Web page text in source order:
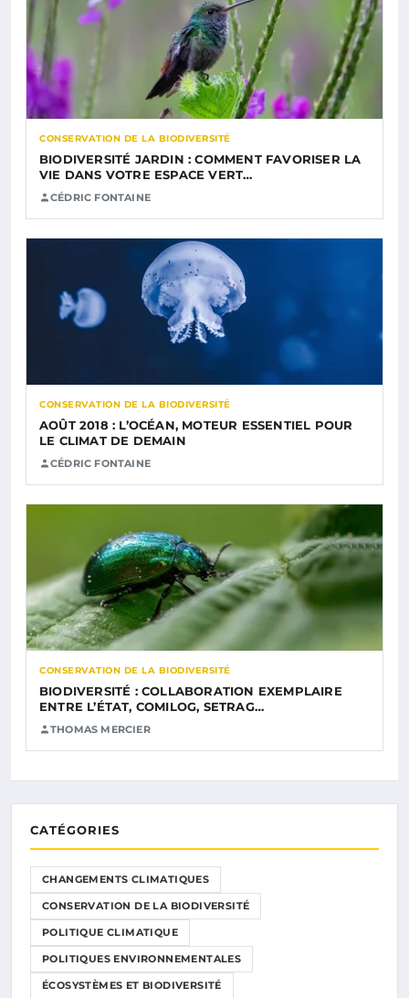
CONSERVATION DE LA BIODIVERSITÉ
BIODIVERSITÉ JARDIN : COMMENT FAVORISER LA
VIE DANS VOTRE ESPACE VERT…
CÉDRIC FONTAINE
CONSERVATION DE LA BIODIVERSITÉ
AOÛT 2018 : L’OCÉAN, MOTEUR ESSENTIEL POUR
LE CLIMAT DE DEMAIN
CÉDRIC FONTAINE
CONSERVATION DE LA BIODIVERSITÉ
BIODIVERSITÉ : COLLABORATION EXEMPLAIRE
ENTRE L’ÉTAT, COMILOG, SETRAG…
THOMAS MERCIER
CATÉGORIES
CHANGEMENTS CLIMATIQUES
CONSERVATION DE LA BIODIVERSITÉ
POLITIQUE CLIMATIQUE
POLITIQUES ENVIRONNEMENTALES
ÉCOSYSTÈMES ET BIODIVERSITÉ